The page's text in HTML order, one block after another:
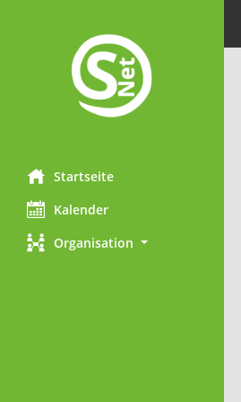
Startseite
Kalender
Organisation